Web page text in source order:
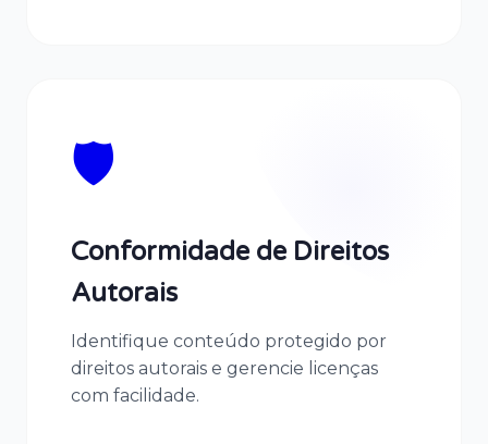
🛡️
Conformidade de Direitos
Autorais
Identifique conteúdo protegido por
direitos autorais e gerencie licenças
com facilidade.